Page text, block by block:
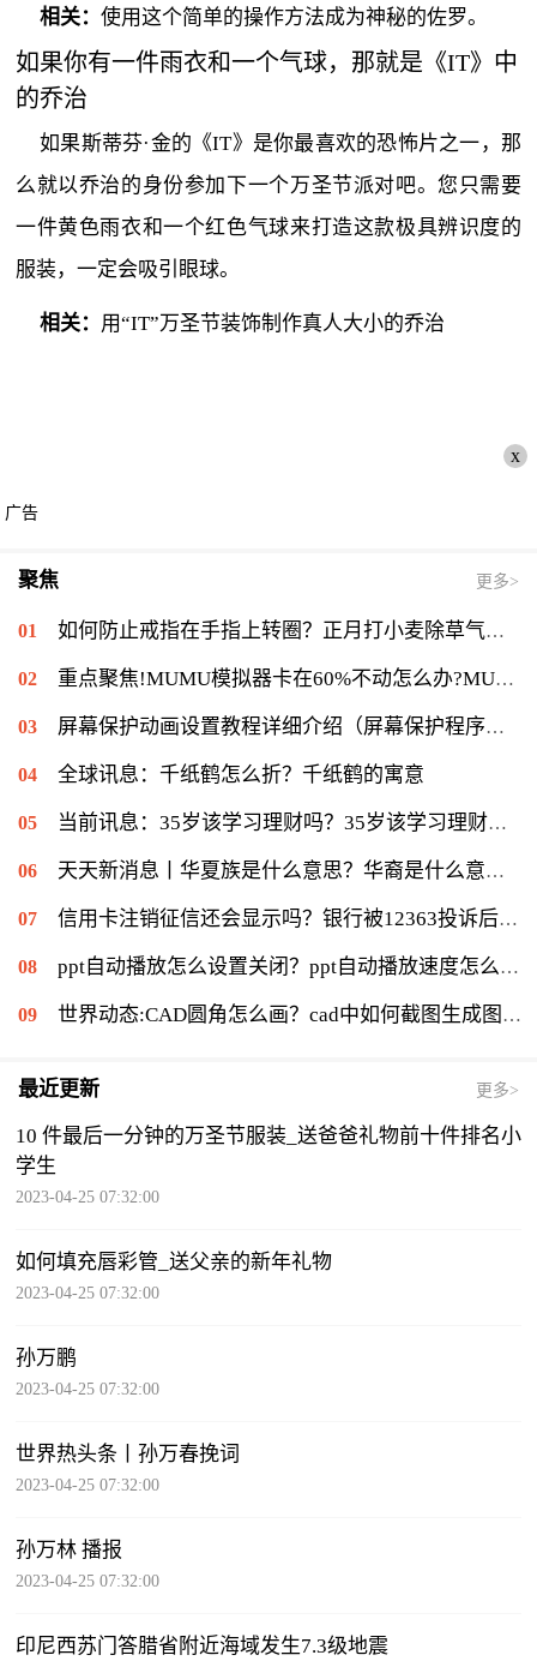
相关： 使用这个简单的操作方法成为神秘的佐罗。
如果你有一件雨衣和一个气球，那就是《IT》中
的乔治
如果斯蒂芬·金的《IT》是你最喜欢的恐怖片之一，那
么就以乔治的身份参加下一个万圣节派对吧。您只需要
一件黄色雨衣和一个红色气球来打造这款极具辨识度的
服装，一定会吸引眼球。
相关： 用“IT”万圣节装饰制作真人大小的乔治
x
广告
聚焦 更多>
如何防止戒指在手指上转圈？正月打小麦除草气温多少能打？ 全球短讯
重点聚焦!MUMU模拟器卡在60%不动怎么办?MUMU模拟器卡在60%的解决流程
屏幕保护动画设置教程详细介绍（屏幕保护程序等待时间怎么设置）|当前速读
全球讯息：千纸鹤怎么折？千纸鹤的寓意
当前讯息：35岁该学习理财吗？35岁该学习理财会不会太迟？
天天新消息丨华夏族是什么意思？华裔是什么意思：华侨在侨居国生下的子女
信用卡注销征信还会显示吗？银行被12363投诉后果是什么？|环球通讯
ppt自动播放怎么设置关闭？ppt自动播放速度怎么调慢？ 世界报资讯
世界动态:CAD圆角怎么画？cad中如何截图生成图片？
最近更新 更多>
10 件最后一分钟的万圣节服装_送爸爸礼物前十件排名小
学生
2023-04-25 07:32:00
如何填充唇彩管_送父亲的新年礼物
2023-04-25 07:32:00
孙万鹏
2023-04-25 07:32:00
世界热头条丨孙万春挽词
2023-04-25 07:32:00
孙万林 播报
2023-04-25 07:32:00
印尼西苏门答腊省附近海域发生7.3级地震